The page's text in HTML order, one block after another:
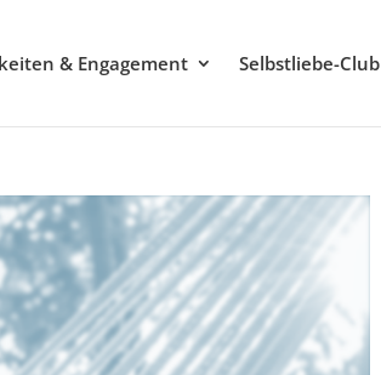
& Engagement Selbstliebe-Club